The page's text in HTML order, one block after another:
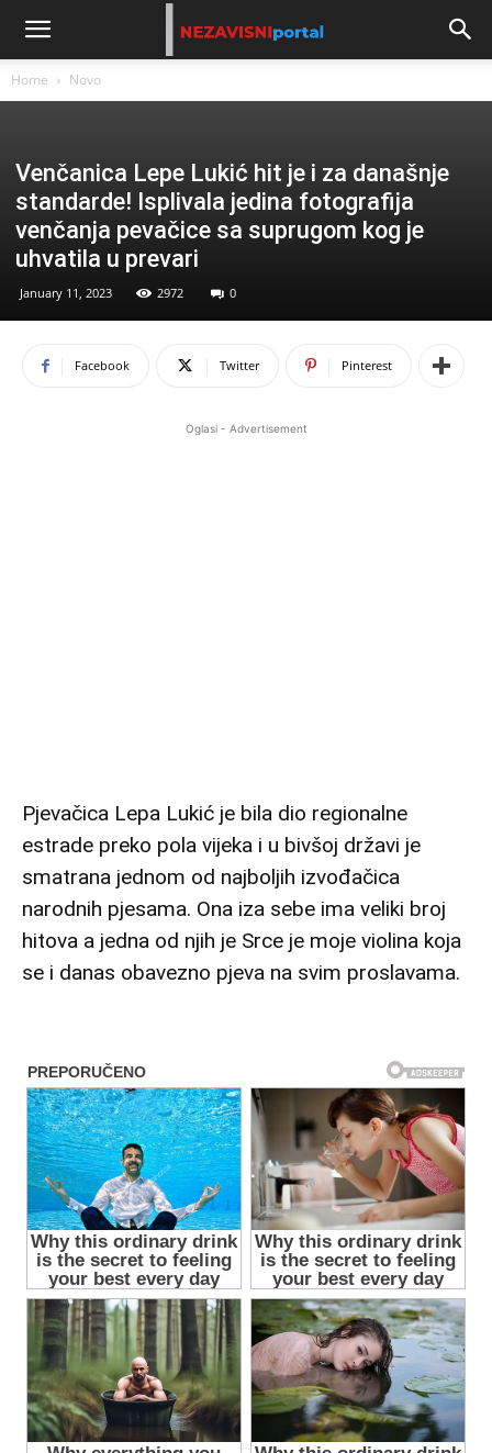
Home Novo
Venčanica Lepe Lukić hit je i za današnje
standarde! Isplivala jedina fotografija
venčanja pevačice sa suprugom kog je
uhvatila u prevari
January 11, 2023 2972 0
Facebook Twitter Pinterest
Oglasi - Advertisement
Pjevačica Lepa Lukić je bila dio regionalne
estrade preko pola vijeka i u bivšoj državi je
smatrana jednom od najboljih izvođačica
narodnih pjesama. Ona iza sebe ima veliki broj
hitova a jedna od njih je Srce je moje violina koja
se i danas obavezno pjeva na svim proslavama.